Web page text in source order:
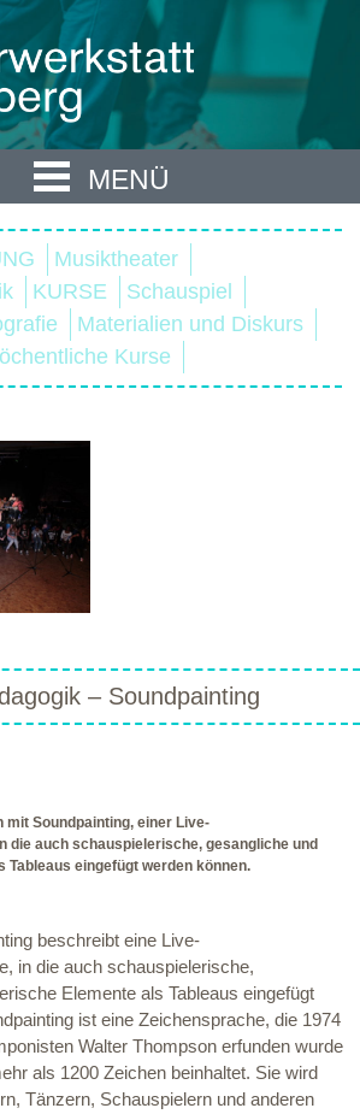
MENÜ
Musiktheater
KURSE
Schauspiel
Materialien und Diskurs
Kurse
– Soundpainting
Soundpainting, einer Live-
die auch schauspielerische, gesangliche und
Tableaus eingefügt werden können.
beschreibt eine Live-
in die auch schauspielerische,
Elemente als Tableaus eingefügt
ist eine Zeichensprache, die 1974
Walter Thompson erfunden wurde
als 1200 Zeichen beinhaltet. Sie wird
Tänzern, Schauspielern und anderen